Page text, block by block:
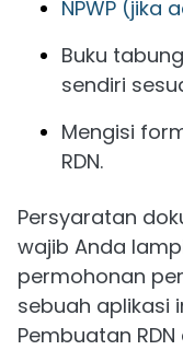
NPWP (jika
Buku
sendiri
Mengisi
RDN.
Persyaratan
wajib Anda
permohonan
sebuah aplikasi
Pembuatan